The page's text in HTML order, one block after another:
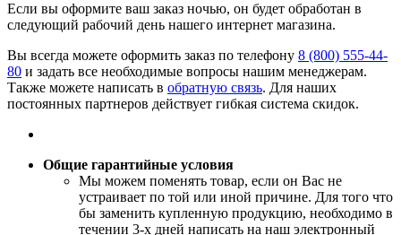
Если вы оформите ваш заказ ночью, он будет обработан в
следующий рабочий день нашего интернет магазина.
Вы всегда можете оформить заказ по телефону 8 (800) 555-44-
80 и задать все необходимые вопросы нашим менеджерам.
Также можете написать в обратную связь. Для наших
постоянных партнеров действует гибкая система скидок.
Общие гарантийные условия
​Мы можем поменять товар, если он Вас не
устраивает по той или иной причине. Для того что
бы заменить купленную продукцию, необходимо в
течении 3-х дней написать на наш электронный